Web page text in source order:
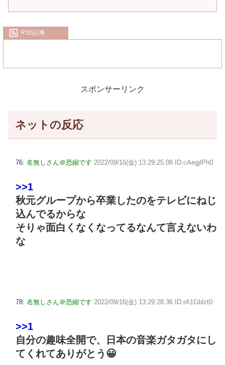
RSS記事
スポンサーリンク
ネットの反応
76: 名無しさん＠恐縮です 2022/09/16(金) 13:29:25.08 ID:cAegjlPh0
>>1
秋元グループから卒業したのをテレビにねじ
込んでるからな
そりゃ面白くなくなってるなんて言えないわ
な
78: 名無しさん＠恐縮です 2022/09/16(金) 13:29:28.36 ID:rA1Gblzt0
>>1
自分の趣味全開で、日本の音楽ガタガタにし
てくれてありがとう😀